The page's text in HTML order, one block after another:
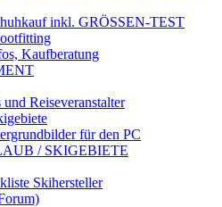
inkl. GRÖSSEN-TEST
Kaufberatung
Reiseveranstalter
für den PC
/ SKIGEBIETE
Skihersteller